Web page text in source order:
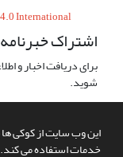
این وب سایت از کوکی ها
خدمات استفاده می کند.
International
اشتراک خبرنامه
برای دریافت اخبار و
شوید.